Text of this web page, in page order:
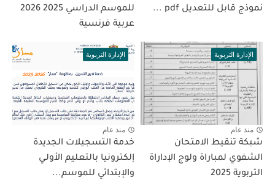
نموذج قابل للتعديل pdf ...
للموسم الدراسي 2025 2026
عربية فرنسية
الإدارة التربوية
منذ عام
شبكة تنقيط الامتحان
الشفوي لمباراة ولوج الإداراة
التربوية 2025
الإدارة التربوية
منذ عام
خدمة التسجيلات الجديدة
إلكترونيا بالتعليم الأولـي
والإبتدائي للموسم...